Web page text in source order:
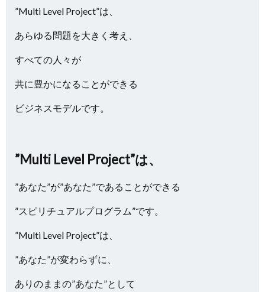
”Multi Level Project”は、
あらゆる問題を大きく考え、
すべての人々が
共に豊かになることができる
ビジネスモデルです。
”Multi Level Project”は、
”あなた”が”あなた”であることができる
”スピリチュアルプログラム”です。
”Multi Level Project”は、
”あなた”が変わらずに、
ありのままの”あなた”として